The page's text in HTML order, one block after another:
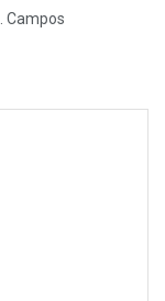
Campos